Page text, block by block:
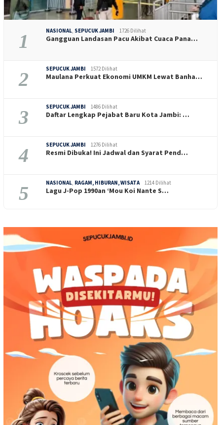
1 NASIONAL, SEPUCUK JAMBI 1726 Dilihat
Gangguan Landasan Pacu Akibat Cuaca Pana…
2 SEPUCUK JAMBI 1572 Dilihat
Maulana Perkuat Ekonomi UMKM Lewat Banha…
3 SEPUCUK JAMBI 1486 Dilihat
Daftar Lengkap Pejabat Baru Kota Jambi: …
4 SEPUCUK JAMBI 1276 Dilihat
Resmi Dibuka! Ini Jadwal dan Syarat Pend…
5 NASIONAL, RAGAM, HIBURAN, WISATA 1214 Dilihat
Lagu J-Pop 1990an ‘Mou Koi Nante S…